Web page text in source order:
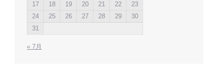
17
18 19 20 21 22
23
24
25 26 27 28 29
30
31
« 7月